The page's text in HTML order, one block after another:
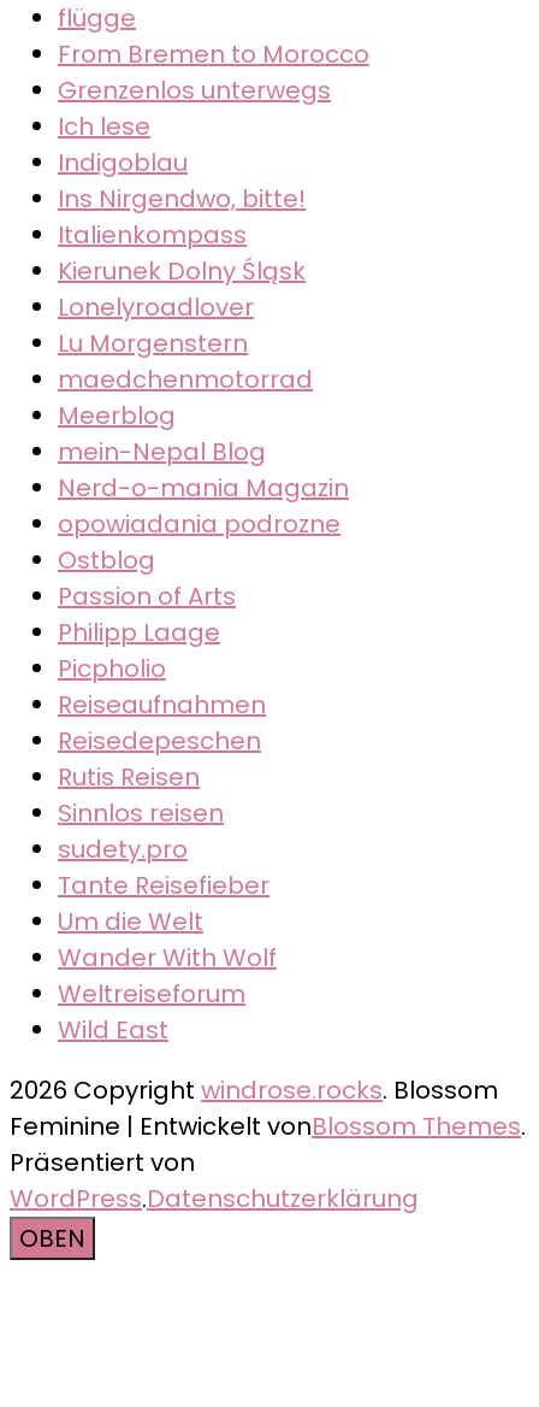
flügge
From Bremen to Morocco
Grenzenlos unterwegs
Ich lese
Indigoblau
Ins Nirgendwo, bitte!
Italienkompass
Kierunek Dolny Śląsk
Lonelyroadlover
Lu Morgenstern
maedchenmotorrad
Meerblog
mein-Nepal Blog
Nerd-o-mania Magazin
opowiadania podrozne
Ostblog
Passion of Arts
Philipp Laage
Picpholio
Reiseaufnahmen
Reisedepeschen
Rutis Reisen
Sinnlos reisen
sudety.pro
Tante Reisefieber
Um die Welt
Wander With Wolf
Weltreiseforum
Wild East
2026 Copyright windrose.rocks. Blossom
Feminine | Entwickelt vonBlossom Themes.
Präsentiert von
WordPress.Datenschutzerklärung
OBEN